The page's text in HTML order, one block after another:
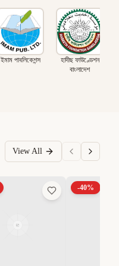
ইমাম পাবলিকেশন্স
হাদীছ ফাউণ্ডেশন
বাংলাদেশ
View All
-40%